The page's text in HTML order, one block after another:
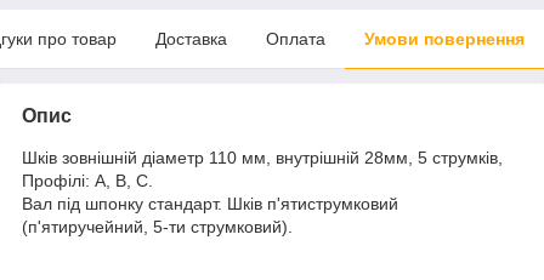
про товар Доставка Оплата Умови повернення
Опис
Шків зовнішній діаметр 110 мм, внутрішній 28мм, 5 струмків,
Профілі: А, В, С.
Вал під шпонку стандарт. Шків п'ятиструмковий
(п'ятиручейний, 5-ти струмковий).